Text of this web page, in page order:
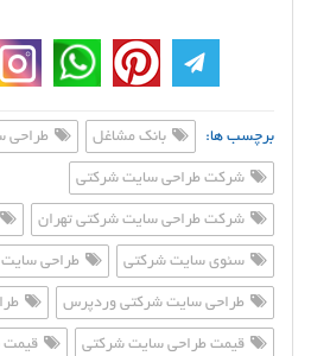
برچسب ها: بانک مشاغل طراحی
شرکت طراحی سایت شرکتی
شرکت طراحی سایت شرکتی تهران
سئوی سایت شرکتی طراحی
طراحی سایت شرکتی وردپرس
قیمت طراحی سایت شرکتی قیمت